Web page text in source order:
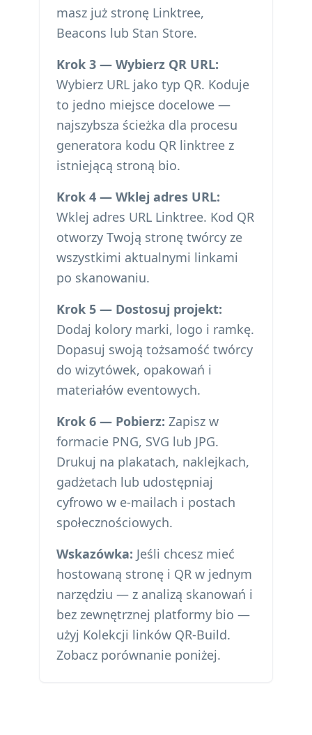
masz już stronę Linktree,
Beacons lub Stan Store.
Krok 3 — Wybierz QR URL:
Wybierz URL jako typ QR. Koduje
to jedno miejsce docelowe —
najszybsza ścieżka dla procesu
generatora kodu QR linktree z
istniejącą stroną bio.
Krok 4 — Wklej adres URL:
Wklej adres URL Linktree. Kod QR
otworzy Twoją stronę twórcy ze
wszystkimi aktualnymi linkami
po skanowaniu.
Krok 5 — Dostosuj projekt:
Dodaj kolory marki, logo i ramkę.
Dopasuj swoją tożsamość twórcy
do wizytówek, opakowań i
materiałów eventowych.
Krok 6 — Pobierz: Zapisz w
formacie PNG, SVG lub JPG.
Drukuj na plakatach, naklejkach,
gadżetach lub udostępniaj
cyfrowo w e-mailach i postach
społecznościowych.
Wskazówka: Jeśli chcesz mieć
hostowaną stronę i QR w jednym
narzędziu — z analizą skanowań i
bez zewnętrznej platformy bio —
użyj Kolekcji linków QR-Build.
Zobacz porównanie poniżej.